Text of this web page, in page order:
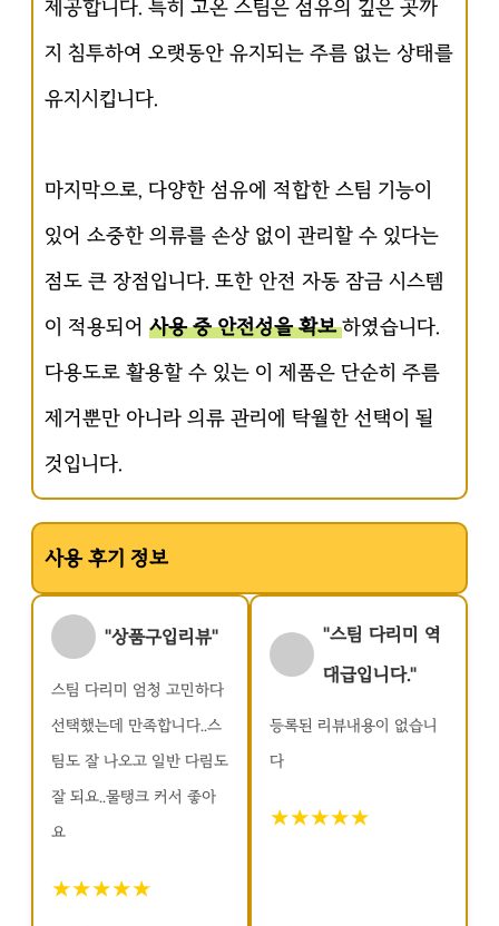
제공합니다. 특히 고온 스팀은 섬유의 깊은 곳까
지 침투하여 오랫동안 유지되는 주름 없는 상태를
유지시킵니다.
마지막으로, 다양한 섬유에 적합한 스팀 기능이
있어 소중한 의류를 손상 없이 관리할 수 있다는
점도 큰 장점입니다. 또한 안전 자동 잠금 시스템
이 적용되어 사용 중 안전성을 확보하였습니다.
다용도로 활용할 수 있는 이 제품은 단순히 주름
제거뿐만 아니라 의류 관리에 탁월한 선택이 될
것입니다.
사용 후기 정보
"상품구입리뷰"
스팀 다리미 엄청 고민하다
선택했는데 만족합니다..스
팀도 잘 나오고 일반 다림도
잘 되요..물탱크 커서 좋아
요
★★★★★
"스팀 다리미 역
대급입니다."
등록된 리뷰내용이 없습니
다
★★★★★